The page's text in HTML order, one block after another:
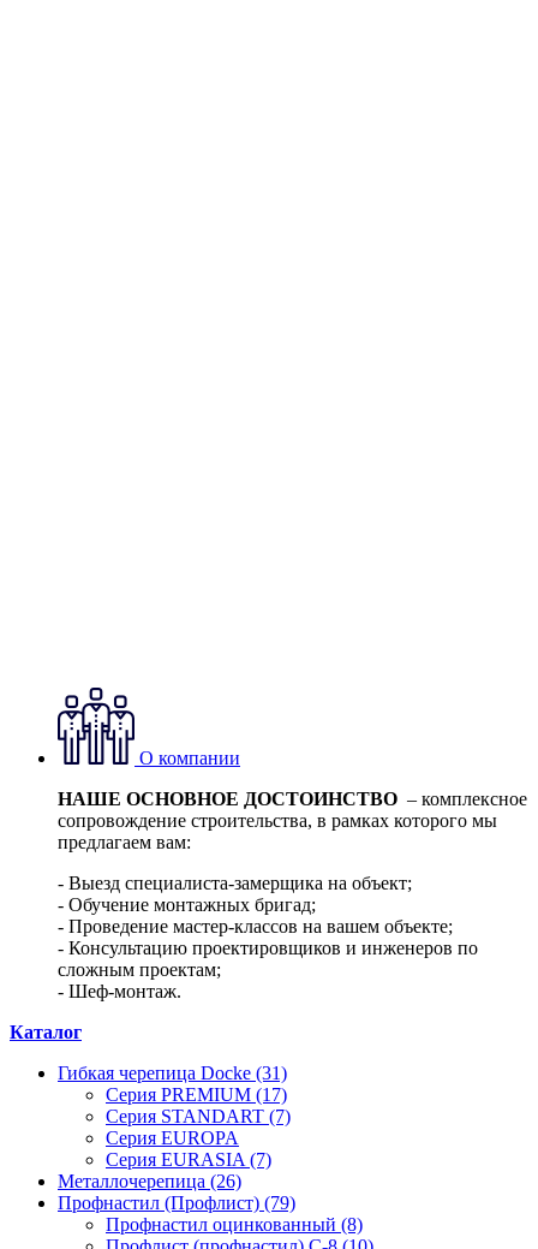
О компании
НАШЕ ОСНОВНОЕ ДОСТОИНСТВО – комплексное
сопровождение строительства, в рамках которого мы
предлагаем вам:
- Выезд специалиста-замерщика на объект;
- Обучение монтажных бригад;
- Проведение мастер-классов на вашем объекте;
- Консультацию проектировщиков и инженеров по
сложным проектам;
- Шеф-монтаж.
Каталог
Гибкая черепица Docke (31)
Серия PREMIUM (17)
Серия STANDART (7)
Серия EUROPA
Серия EURASIA (7)
Металлочерепица (26)
Профнастил (Профлист) (79)
Профнастил оцинкованный (8)